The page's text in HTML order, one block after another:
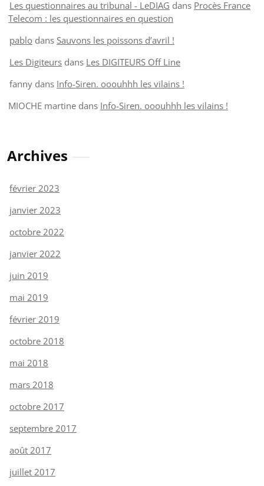
Les questionnaires au tribunal - LeDIAG dans Procès France
Telecom : les questionnaires en question
pablo dans Sauvons les poissons d’avril !
Les Digiteurs dans Les DIGITEURS Off Line
fanny dans Info-Siren. ooouhhh les vilains !
MIOCHE martine dans Info-Siren. ooouhhh les vilains !
Archives
février 2023
janvier 2023
octobre 2022
janvier 2022
juin 2019
mai 2019
février 2019
octobre 2018
mai 2018
mars 2018
octobre 2017
septembre 2017
août 2017
juillet 2017